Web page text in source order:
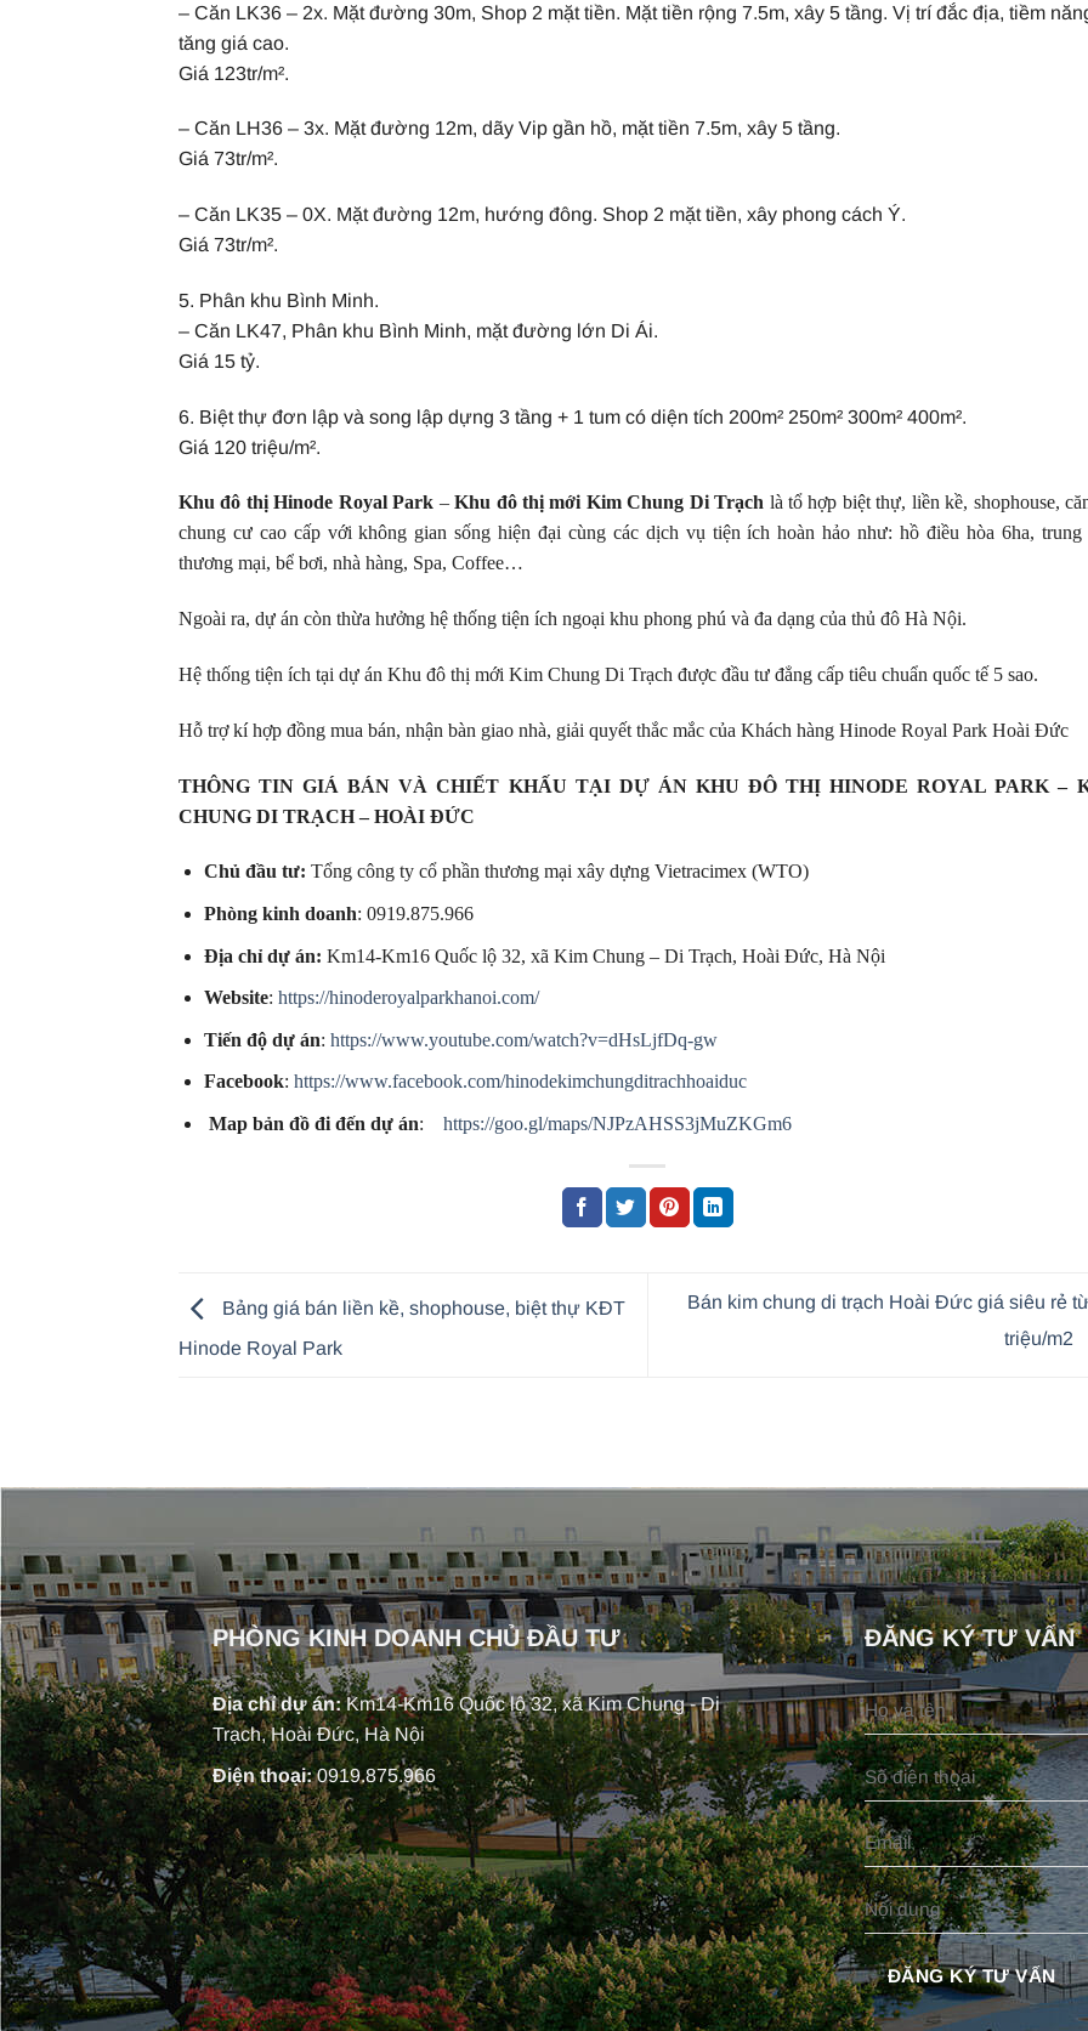
– Căn LK36 – 2x. Mặt đường 30m, Shop 2 mặt tiền. Mặt tiền rộng 7.5m, xây 5 tầng. Vị trí đắc địa, tiềm
tăng giá cao.
Giá 123tr/m².
– Căn LH36 – 3x. Mặt đường 12m, dãy Vip gần hồ, mặt tiền 7.5m, xây 5 tầng.
Giá 73tr/m².
– Căn LK35 – 0X. Mặt đường 12m, hướng đông. Shop 2 mặt tiền, xây phong cách Ý.
Giá 73tr/m².
5. Phân khu Bình Minh.
– Căn LK47, Phân khu Bình Minh, mặt đường lớn Di Ái.
Giá 15 tỷ.
6. Biệt thự đơn lập và song lập dựng 3 tầng + 1 tum có diện tích 200m² 250m² 300m² 400m².
Giá 120 triệu/m².
Khu đô thị Hinode Royal Park –Khu đô thị mới Kim Chung Di Trạch là tổ hợp biệt thự, liền kề, shophouse,
chung cư cao cấp với không gian sống hiện đại cùng các dịch vụ tiện ích hoàn hảo như: hồ điều hòa 6ha, trung
thương mại, bể bơi, nhà hàng, Spa, Coffee…
Ngoài ra, dự án còn thừa hưởng hệ thống tiện ích ngoại khu phong phú và đa dạng của thủ đô Hà Nội.
Hệ thống tiện ích tại dự án Khu đô thị mới Kim Chung Di Trạch được đầu tư đẳng cấp tiêu chuẩn quốc tế 5 sao.
Hỗ trợ kí hợp đồng mua bán, nhận bàn giao nhà, giải quyết thắc mắc của Khách hàng Hinode Royal Park Hoài Đức
THÔNG TIN GIÁ BÁN VÀ CHIẾT KHẤU TẠI DỰ ÁN KHU ĐÔ THỊ HINODE ROYAL PARK –
CHUNG DI TRẠCH – HOÀI ĐỨC
Chủ đầu tư: Tổng công ty cổ phần thương mại xây dựng Vietracimex (WTO)
Phòng kinh doanh: 0919.875.966
Địa chỉ dự án: Km14-Km16 Quốc lộ 32, xã Kim Chung – Di Trạch, Hoài Đức, Hà Nội
Website: https://hinoderoyalparkhanoi.com/
Tiến độ dự án: https://www.youtube.com/watch?v=dHsLjfDq-gw
Facebook: https://www.facebook.com/hinodekimchungditrachhoaiduc
Map bản đồ đi đến dự án: https://goo.gl/maps/NJPzAHSS3jMuZKGm6
Bảng giá bán liền kề, shophouse, biệt thự KĐT
Hinode Royal Park
Bán kim chung di trạch Hoài Đức giá siêu rẻ
triệu/m2
PHÒNG KINH DOANH CHỦ ĐẦU TƯ
Địa chỉ dự án:Km14-Km16 Quốc lộ 32, xã Kim Chung - Di
Trạch, Hoài Đức, Hà Nội
Điện thoại:0919.875.966
ĐĂNG KÝ TƯ VẤN